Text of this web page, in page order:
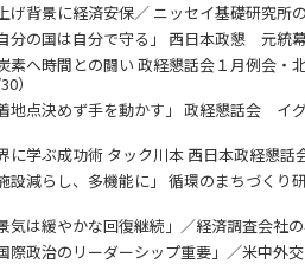
背景に経済安保／ ニッセイ基礎研究所
の国は自分で守る」 西日本政懇 元統
へ時間との闘い 政経懇話会１月例会・
）
点決めず手を動かす」 政経懇話会 イ
学ぶ成功術 タック川本 西日本政経懇話
減らし、多機能に」 循環のまちづくり
は緩やかな回復継続」／経済調査会社
政治のリーダーシップ重要」／米中外